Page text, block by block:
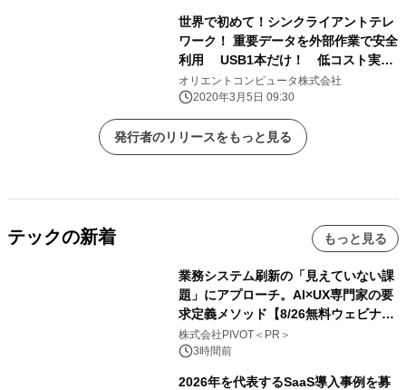
世界で初めて！シンクライアントテレ
ワーク！ 重要データを外部作業で安全
利用 USB1本だけ！ 低コスト実
現！ 「フィンガーセブンプロIII スー
パークラウド」を発表
オリエントコンピュータ株式会社
2020年3月5日 09:30
発行者のリリースをもっと見る
テックの新着 もっと見る
業務システム刷新の「見えていない課
題」にアプローチ。AI×UX専門家の要
求定義メソッド【8/26無料ウェビナ
ー】株式会社PIVOT
株式会社PIVOT＜PR＞
3時間前
2026年を代表するSaaS導入事例を募